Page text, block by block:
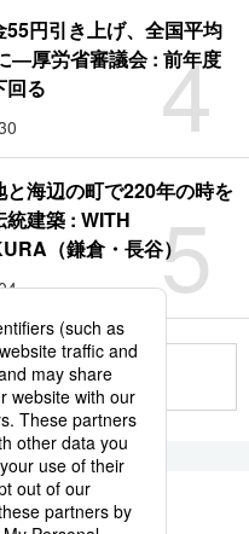
4
55円引き上げ、全国平均
―厚労省審議会 : 前年度
回る
5
と海辺の町で220年の時を
統建築 : WITH
（鎌倉・長谷）